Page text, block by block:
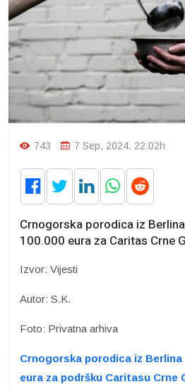
743 7 Sep, 2024. 22:02h
Crnogorska porodica iz
100.000 eura za Caritas Crne
Izvor: Vijesti
Autor: S.K.
Foto: Privatna arhiva
Crnogorska porodica iz Berlina
eura za podršku Caritasu Crne